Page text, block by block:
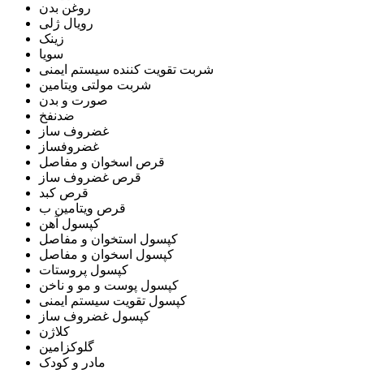
روغن بدن
رویال ژلی
زینک
سویا
شربت تقویت کننده سیستم ایمنی
شربت مولتی ویتامین
صورت و بدن
ضدنفخ
غضروف ساز
غضروفساز
قرص اسخوان و مفاصل
قرص غضروف ساز
قرص کبد
قرص ویتامین ب
کپسول آهن
کپسول استخوان و مفاصل
کپسول اسخوان و مفاصل
کپسول پروستات
کپسول پوست و مو و ناخن
کپسول تقویت سیستم ایمنی
کپسول غضروف ساز
کلاژن
گلوکزامین
مادر و کودک